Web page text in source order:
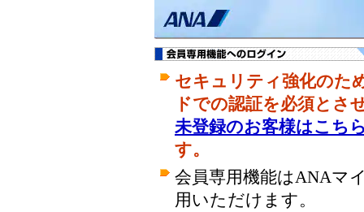
セキュリティ強化のた
ドでの認証を必須とさ
未登録のお客様はこち
す。
会員専用機能はANAマ
用いただけます。